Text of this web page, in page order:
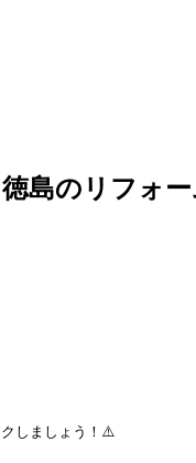
島のリフォ
クしましょう！⚠️